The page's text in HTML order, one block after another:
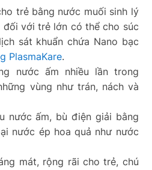
trẻ bằng nước muối sinh lý
đối với trẻ lớn có thể cho súc
sát khuẩn chứa Nano bạc
PlasmaKare.
nước ấm nhiều lần trong
vùng như trán, nách và
nước ấm, bù điện giải bằng
nước ép hoa quả như nước
mát, rộng rãi cho trẻ, chú